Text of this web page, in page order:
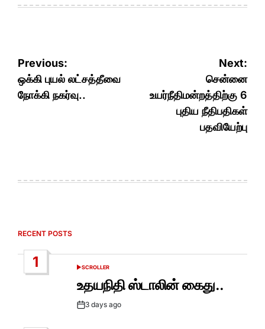
Post
navigation
Previous:
ஒக்கி புயல் லட்சத்தீவை
நோக்கி நகர்வு..
Next:
சென்னை
உயர்நீதிமன்றத்திற்கு 6
புதிய நீதிபதிகள்
பதவியேற்பு
RECENT POSTS
1
POSTED
SCROLLER
உதயநிதி ஸ்டாலின் கைது..
Post3 days ago